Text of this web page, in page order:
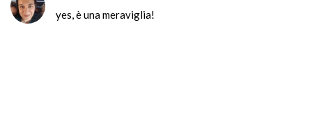
yes, è una meraviglia!